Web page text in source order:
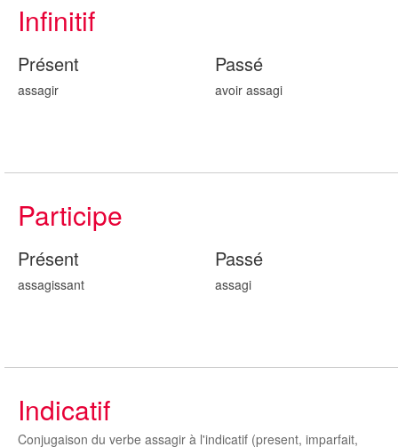
Infinitif
Présent
assagir
Passé
avoir assagi
Participe
Présent
assagissant
Passé
assagi
Indicatif
Conjugaison du verbe assagir à l'indicatif (present, imparfait,